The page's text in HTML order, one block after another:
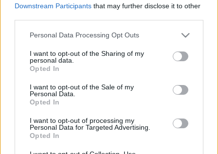
Downstream Participants that may further disclose it to other
Please note that this website/app uses one or more Google
not limited to your visit or usage behaviour. You may click to
grant or deny consent to Google and its third-party tags to
use your data for below specified purposes in below Google
consent section.
Personal Data Processing Opt Outs
I want to opt-out of the Sharing of my
personal data.
Opted In
I want to opt-out of the Sale of my
Personal Data.
Opted In
I want to opt-out of processing my
Personal Data for Targeted Advertising.
Opted In
milyen egyeztetésekre lenne szükség, és
milyen előzetes hatástanulmányok és egyéb
dokumentumok nyilvánosságra hozásával
A külügyminisztérium az RTL Híradójának annyit
válaszolt a felvetésre, hogy